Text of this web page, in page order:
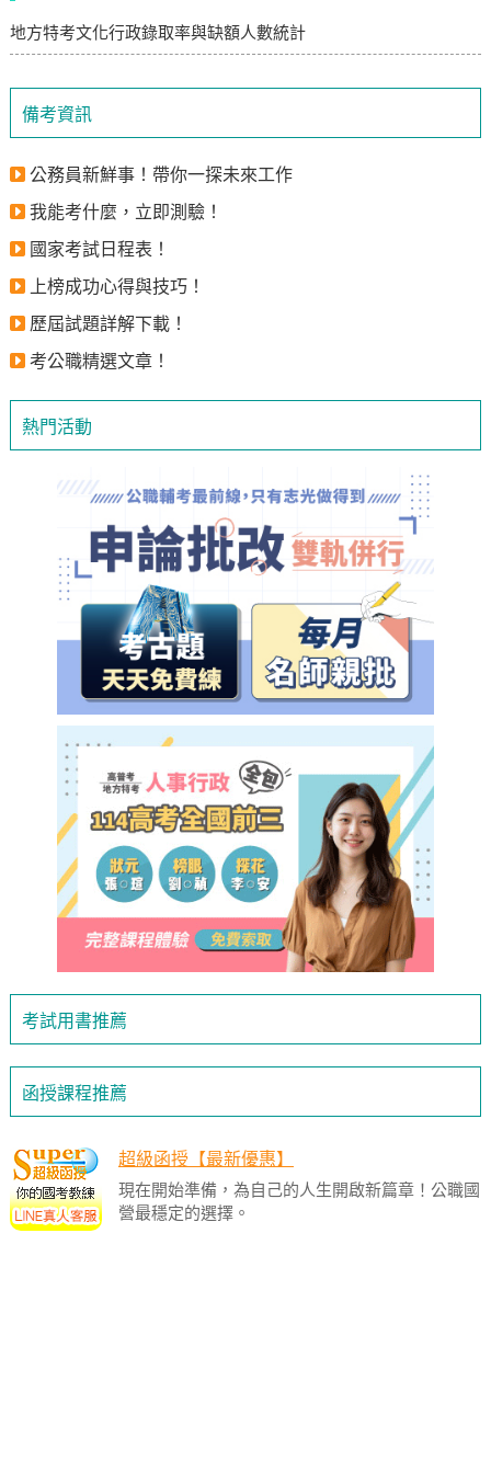
備考資訊
公務員新鮮事！帶你一探未來工作
我能考什麼，立即測驗！
國家考試日程表！
上榜成功心得與技巧！
歷屆試題詳解下載！
考公職精選文章！
熱門活動
考試用書推薦
函授課程推薦
超級函授【最新優惠】
現在開始準備，為自己的人生開啟新篇章！公職國
營最穩定的選擇。
地方特考文化行政錄取率與缺額人數統計